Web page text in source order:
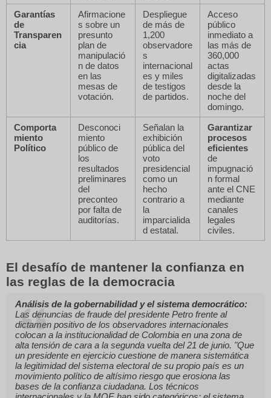
Garantías
de
Transparen
cia
Afirmacione
s sobre un
presunto
plan de
manipulació
n de datos
en las
mesas de
votación.
Despliegue
de más de
1,200
observadore
s
internacional
es y miles
de testigos
de partidos.
Acceso
público
inmediato a
las más de
360,000
actas
digitalizadas
desde la
noche del
domingo.
Comporta
miento
Político
Desconoci
miento
público de
los
resultados
preliminares
del
preconteo
por falta de
auditorías.
Señalan la
exhibición
pública del
voto
presidencial
como un
hecho
contrario a
la
imparcialida
d estatal.
Garantizar
procesos
eficientes
de
impugnació
n formal
ante el CNE
mediante
canales
legales
civiles.
El desafío de mantener la confianza en
las reglas de la democracia
Análisis de la gobernabilidad y el sistema democrático:
Las denuncias de fraude del presidente Petro frente al
dictamen positivo de los observadores internacionales
colocan a la institucionalidad de Colombia en una zona de
alta tensión de cara a la segunda vuelta del 21 de junio. "Que
un presidente en ejercicio cuestione de manera sistemática
la legitimidad del sistema electoral de su propio país es un
movimiento político de altísimo riesgo que erosiona las
bases de la confianza ciudadana. Los técnicos